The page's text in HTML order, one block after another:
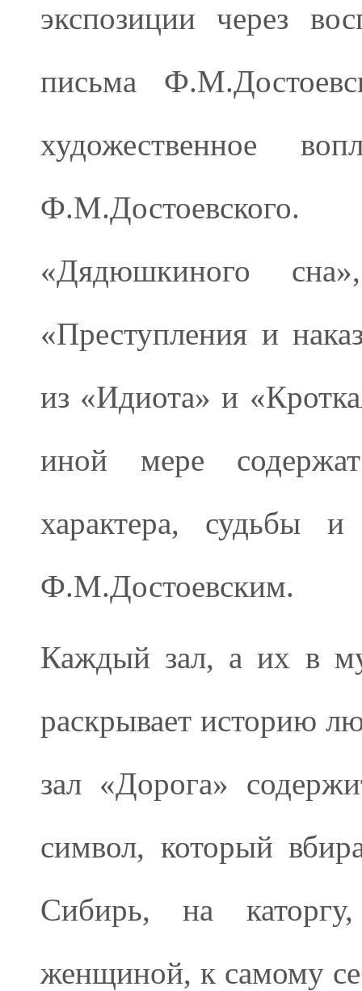
экспозиции через
письма
художественное
«Дядюшкиного
«Преступления и
из «Идиота» и
иной мере
характера, судьбы
Ф.М.Достоевским.
Каждый зал, а их в
раскрывает историю
зал «Дорога»
символ, который
Сибирь, на
женщиной, к самому